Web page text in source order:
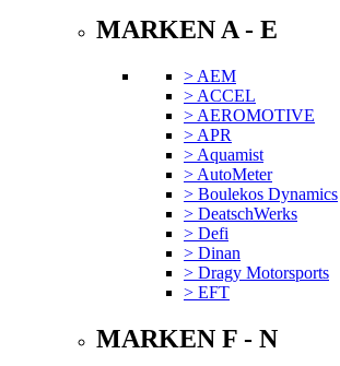
MARKEN A - E
> AEM
> ACCEL
> AEROMOTIVE
> APR
> Aquamist
> AutoMeter
> Boulekos Dynamics
> DeatschWerks
> Defi
> Dinan
> Dragy Motorsports
> EFT
MARKEN F - N